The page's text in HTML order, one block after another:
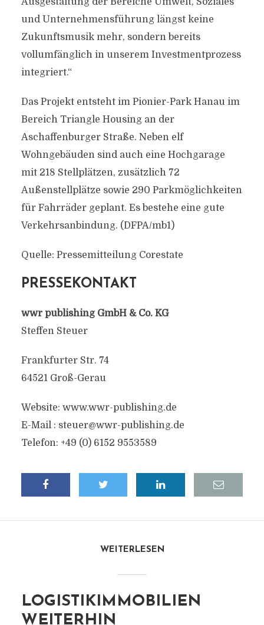
und Unternehmensführung längst keine
Zukunftsmusik mehr, sondern bereits
vollumfänglich in unserem Investmentprozess
integriert.“
Das Projekt entsteht im Pionier-Park Hanau im
Bereich Triangle Housing an der
Aschaffenburger Straße. Neben elf
Wohngebäuden sind auch eine Hochgarage
mit 218 Stellplätzen, zusätzlich 72
Außenstellplätze sowie 290 Parkmöglichkeiten
für Fahrräder geplant. Es bestehe eine gute
Verkehrsanbindung. (DFPA/mb1)
Quelle: Pressemitteilung Corestate
PRESSEKONTAKT
wwr publishing GmbH & Co. KG
Steffen Steuer
Frankfurter Str. 74
64521 Groß-Gerau
Website: www.wwr-publishing.de
E-Mail : steuer@wwr-publishing.de
Telefon: +49 (0) 6152 9553589
WEITERLESEN
LOGISTIKIMMOBILIEN
WEITERHIN